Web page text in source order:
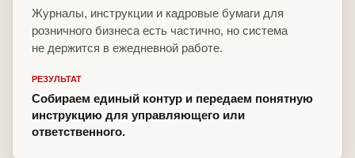
Журналы, инструкции и кадровые бумаги для
розничного бизнеса есть частично, но система
не держится в ежедневной работе.
РЕЗУЛЬТАТ
Собираем единый контур и передаем понятную
инструкцию для управляющего или
ответственного.